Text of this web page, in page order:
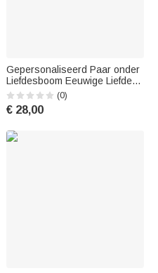
Gepersonaliseerd Paar onder
Liefdesboom Eeuwige Liefde
T-shirt Verjaardag Reizen
(0)
€ 28,00